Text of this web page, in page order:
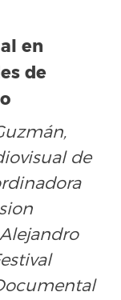
en
de
de
Alejandro